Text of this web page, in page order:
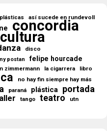
así sucede en rundevoll
concordia
cultura
disco
postan felipe hourcade
zimmermann la cigarrera libro
no hay fin siempre hay más
paraná plástica portada
tango teatro utn